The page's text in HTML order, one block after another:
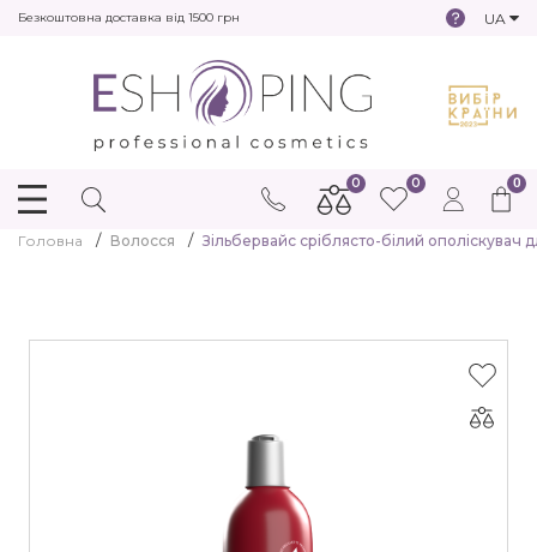
Безкоштовна доставка від 1500 грн UA
0
0 0
Головна Волосся Зільбервайс сріблясто-білий